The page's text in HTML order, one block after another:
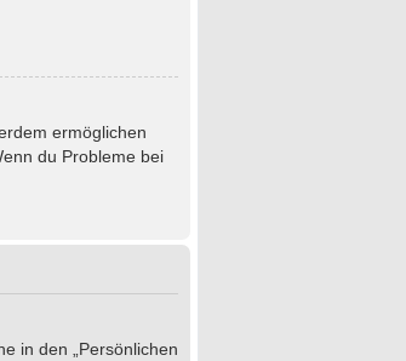
ermöglichen
du Probleme bei
in den „Persönlichen